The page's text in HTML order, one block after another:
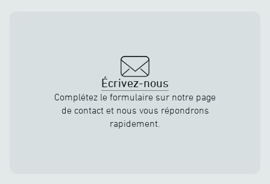
Écrivez-nous
Complétez le formulaire sur notre page
de contact et nous vous répondrons
rapidement.